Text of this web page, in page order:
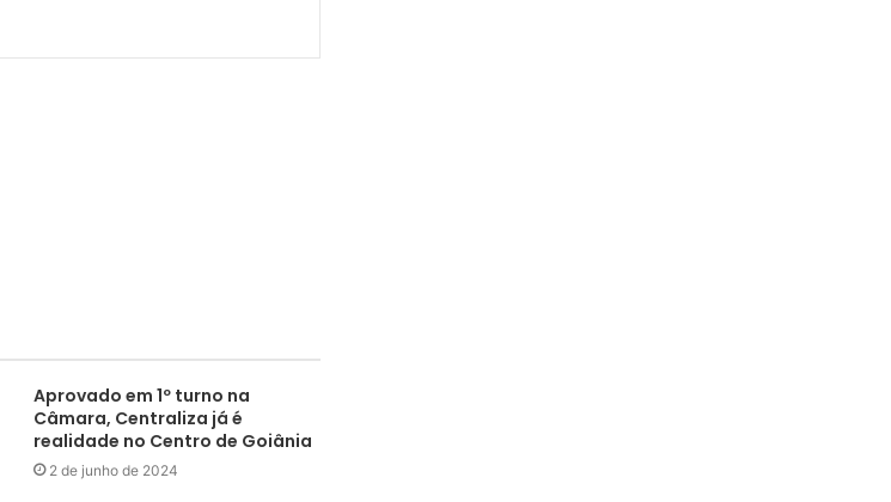
Aprovado em 1º turno na
Câmara, Centraliza já é
realidade no Centro de Goiânia
2 de junho de 2024